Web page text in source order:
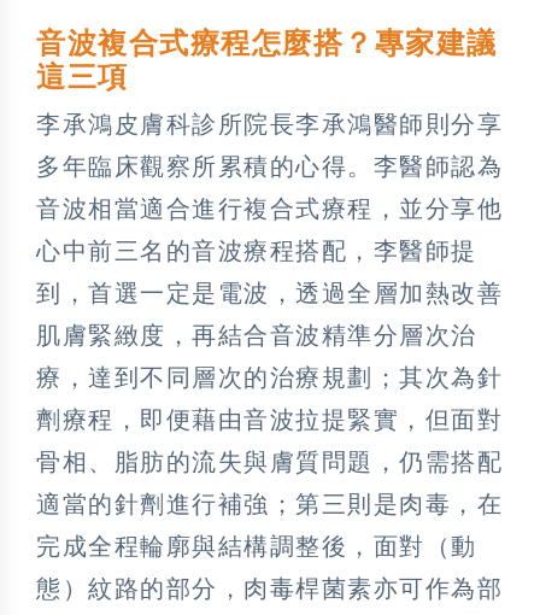
音波複合式療程怎麼搭？專家建議
這三項
李承鴻皮膚科診所院長李承鴻醫師則分享
多年臨床觀察所累積的心得。李醫師認為
音波相當適合進行複合式療程，並分享他
心中前三名的音波療程搭配，李醫師提
到，首選一定是電波，透過全層加熱改善
肌膚緊緻度，再結合音波精準分層次治
療，達到不同層次的治療規劃；其次為針
劑療程，即便藉由音波拉提緊實，但面對
骨相、脂肪的流失與膚質問題，仍需搭配
適當的針劑進行補強；第三則是肉毒，在
完成全程輪廓與結構調整後，面對（動
態）紋路的部分，肉毒桿菌素亦可作為部